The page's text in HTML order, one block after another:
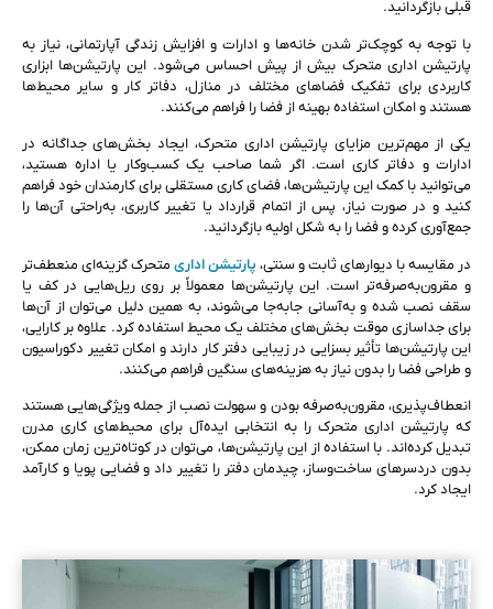
قبلی بازگردانید.
با توجه به کوچک‌تر شدن خانه‌ها و ادارات و افزایش زندگی آپارتمانی، نیاز به
پارتیشن اداری متحرک بیش از پیش احساس می‌شود. این پارتیشن‌ها ابزاری
کاربردی برای تفکیک فضاهای مختلف در منازل، دفاتر کار و سایر محیط‌ها
هستند و امکان استفاده بهینه از فضا را فراهم می‌کنند.
یکی از مهم‌ترین مزایای پارتیشن اداری متحرک، ایجاد بخش‌های جداگانه در
ادارات و دفاتر کاری است. اگر شما صاحب یک کسب‌وکار یا اداره هستید،
می‌توانید با کمک این پارتیشن‌ها، فضای کاری مستقلی برای کارمندان خود فراهم
کنید و در صورت نیاز، پس از اتمام قرارداد یا تغییر کاربری، به‌راحتی آن‌ها را
جمع‌آوری کرده و فضا را به شکل اولیه بازگردانید.
در مقایسه با دیوارهای ثابت و سنتی، پارتیشن اداری متحرک گزینه‌ای منعطف‌تر
و مقرون‌به‌صرفه‌تر است. این پارتیشن‌ها معمولاً بر روی ریل‌هایی در کف یا
سقف نصب شده و به‌آسانی جابه‌جا می‌شوند، به همین دلیل می‌توان از آن‌ها
برای جداسازی موقت بخش‌های مختلف یک محیط استفاده کرد. علاوه بر کارایی،
این پارتیشن‌ها تأثیر بسزایی در زیبایی دفتر کار دارند و امکان تغییر دکوراسیون
و طراحی فضا را بدون نیاز به هزینه‌های سنگین فراهم می‌کنند.
انعطاف‌پذیری، مقرون‌به‌صرفه بودن و سهولت نصب از جمله ویژگی‌هایی هستند
که پارتیشن اداری متحرک را به انتخابی ایده‌آل برای محیط‌های کاری مدرن
تبدیل کرده‌اند. با استفاده از این پارتیشن‌ها، می‌توان در کوتاه‌ترین زمان ممکن،
بدون دردسرهای ساخت‌وساز، چیدمان دفتر را تغییر داد و فضایی پویا و کارآمد
ایجاد کرد.